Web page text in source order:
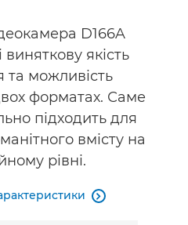
D166A
якість
можливість
форматах. Саме
підходить для
вмісту на
рівні.
